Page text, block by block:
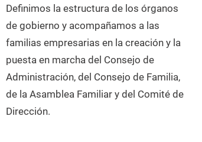
Definimos la estructura de los órganos
de gobierno y acompañamos a las
familias empresarias en la creación y la
puesta en marcha del Consejo de
Administración, del Consejo de Familia,
de la Asamblea Familiar y del Comité de
Dirección.